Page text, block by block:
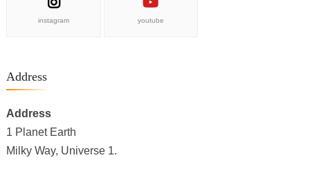
instagram youtube
Address
Address
1 Planet Earth
Milky Way, Universe 1.